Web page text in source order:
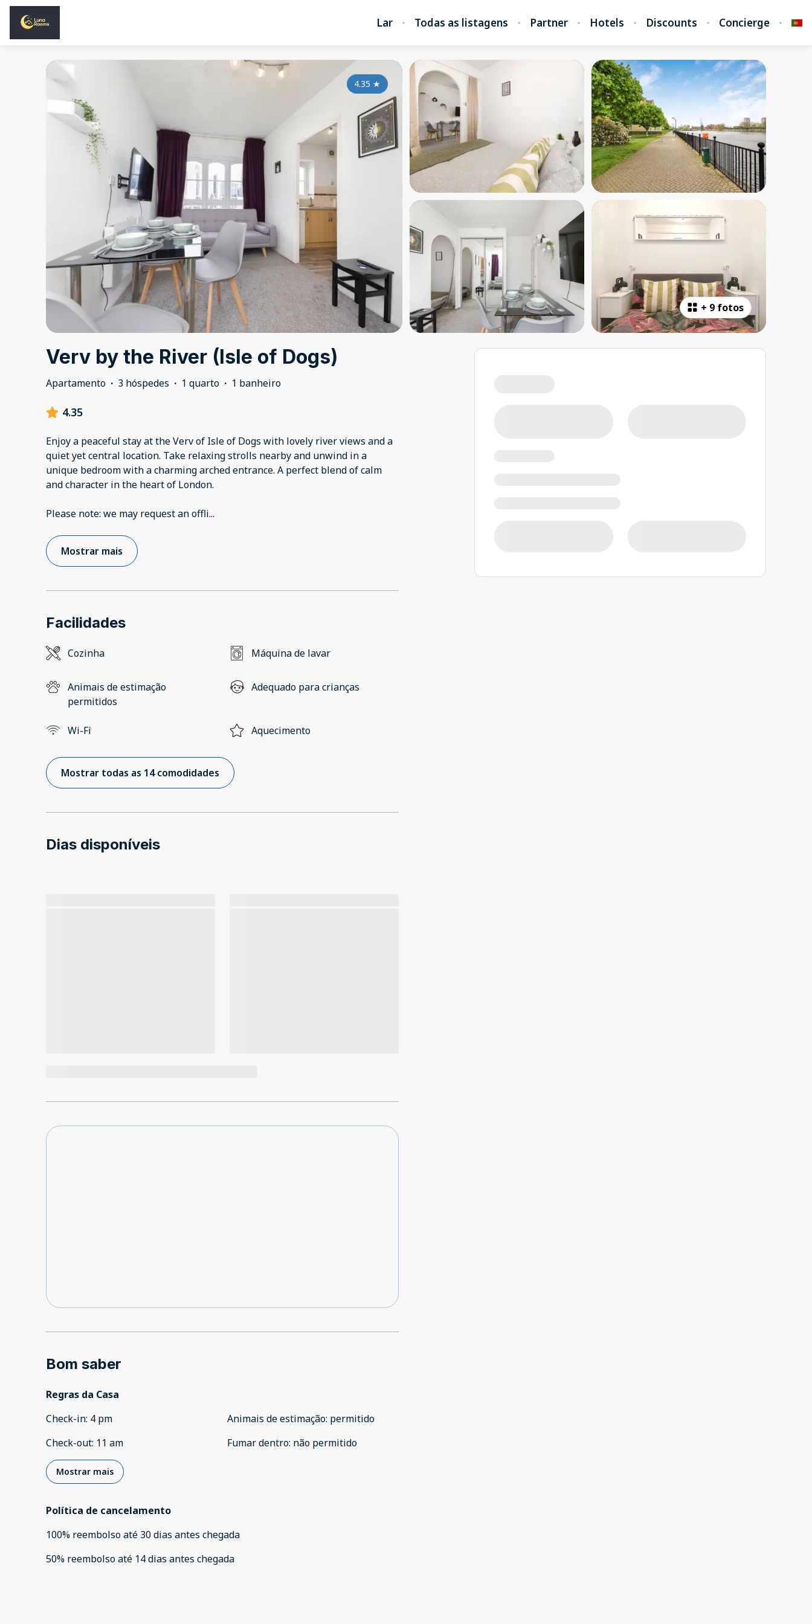
Lar Todas as listagens Partner Hotels Discounts Concierge
+ 9 fotos
4.35 ★
Verv by the River (Isle of Dogs)
Apartamento · 3 hóspedes · 1 quarto · 1 banheiro
4.35
Enjoy a peaceful stay at the Verv of Isle of Dogs with lovely river views and a
quiet yet central location. Take relaxing strolls nearby and unwind in a
unique bedroom with a charming arched entrance. A perfect blend of calm
and character in the heart of London.
Please note: we may request an offli...
Mostrar mais
Facilidades
Cozinha Máquina de lavar
Animais de estimação
permitidos
Adequado para crianças
Wi-Fi Aquecimento
Mostrar todas as 14 comodidades
Dias disponíveis
Bom saber
Regras da Casa
Check-in: 4 pm
Check-out: 11 am
Animais de estimação: permitido
Fumar dentro: não permitido
Mostrar mais
Política de cancelamento
100% reembolsoaté 30 dias antes chegada
50% reembolsoaté 14 dias antes chegada